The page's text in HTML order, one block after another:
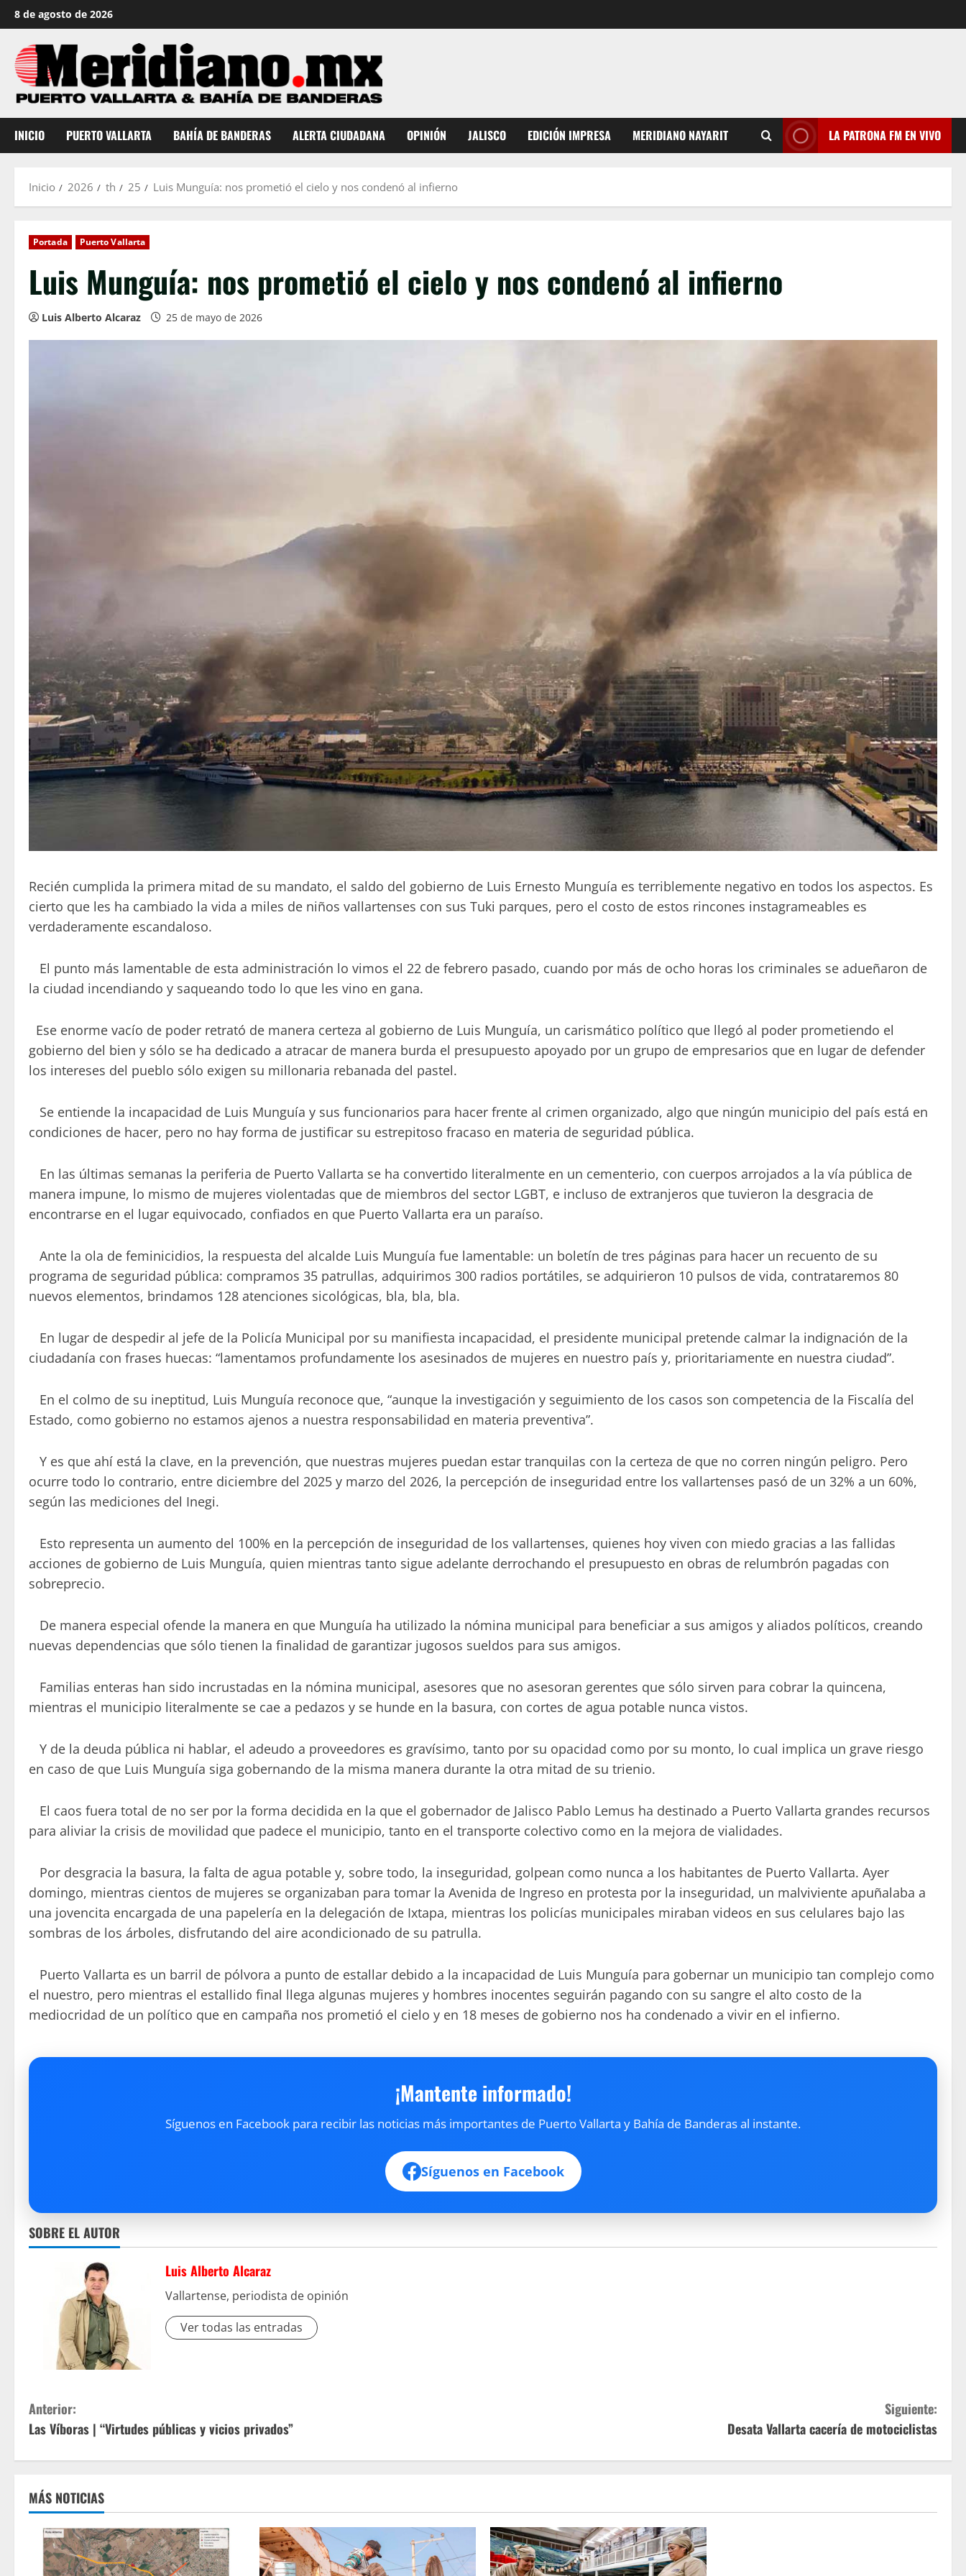
Saltar
al
contenido
8 de agosto de 2026
INICIO PUERTO VALLARTA BAHÍA DE BANDERAS ALERTA CIUDADANA OPINIÓN JALISCO EDICIÓN IMPRESA MERIDIANO NAYARIT LA PATRONA FM EN VIVO
Inicio 2026 th 25 Luis Munguía: nos prometió el cielo y nos condenó al infierno
Portada Puerto Vallarta
Luis Munguía: nos prometió el cielo y nos condenó al infierno
Luis Alberto Alcaraz 25 de mayo de 2026
Recién cumplida la primera mitad de su mandato, el saldo del gobierno de Luis Ernesto Munguía es terriblemente negativo en todos los aspectos. Es
cierto que les ha cambiado la vida a miles de niños vallartenses con sus Tuki parques, pero el costo de estos rincones instagrameables es
verdaderamente escandaloso.
El punto más lamentable de esta administración lo vimos el 22 de febrero pasado, cuando por más de ocho horas los criminales se adueñaron de
la ciudad incendiando y saqueando todo lo que les vino en gana.
Ese enorme vacío de poder retrató de manera certeza al gobierno de Luis Munguía, un carismático político que llegó al poder prometiendo el
gobierno del bien y sólo se ha dedicado a atracar de manera burda el presupuesto apoyado por un grupo de empresarios que en lugar de defender
los intereses del pueblo sólo exigen su millonaria rebanada del pastel.
Se entiende la incapacidad de Luis Munguía y sus funcionarios para hacer frente al crimen organizado, algo que ningún municipio del país está en
condiciones de hacer, pero no hay forma de justificar su estrepitoso fracaso en materia de seguridad pública.
En las últimas semanas la periferia de Puerto Vallarta se ha convertido literalmente en un cementerio, con cuerpos arrojados a la vía pública de
manera impune, lo mismo de mujeres violentadas que de miembros del sector LGBT, e incluso de extranjeros que tuvieron la desgracia de
encontrarse en el lugar equivocado, confiados en que Puerto Vallarta era un paraíso.
Ante la ola de feminicidios, la respuesta del alcalde Luis Munguía fue lamentable: un boletín de tres páginas para hacer un recuento de su
programa de seguridad pública: compramos 35 patrullas, adquirimos 300 radios portátiles, se adquirieron 10 pulsos de vida, contrataremos 80
nuevos elementos, brindamos 128 atenciones sicológicas, bla, bla, bla.
En lugar de despedir al jefe de la Policía Municipal por su manifiesta incapacidad, el presidente municipal pretende calmar la indignación de la
ciudadanía con frases huecas: “lamentamos profundamente los asesinados de mujeres en nuestro país y, prioritariamente en nuestra ciudad”.
En el colmo de su ineptitud, Luis Munguía reconoce que, “aunque la investigación y seguimiento de los casos son competencia de la Fiscalía del
Estado, como gobierno no estamos ajenos a nuestra responsabilidad en materia preventiva”.
Y es que ahí está la clave, en la prevención, que nuestras mujeres puedan estar tranquilas con la certeza de que no corren ningún peligro. Pero
ocurre todo lo contrario, entre diciembre del 2025 y marzo del 2026, la percepción de inseguridad entre los vallartenses pasó de un 32% a un 60%,
según las mediciones del Inegi.
Esto representa un aumento del 100% en la percepción de inseguridad de los vallartenses, quienes hoy viven con miedo gracias a las fallidas
acciones de gobierno de Luis Munguía, quien mientras tanto sigue adelante derrochando el presupuesto en obras de relumbrón pagadas con
sobreprecio.
De manera especial ofende la manera en que Munguía ha utilizado la nómina municipal para beneficiar a sus amigos y aliados políticos, creando
nuevas dependencias que sólo tienen la finalidad de garantizar jugosos sueldos para sus amigos.
Familias enteras han sido incrustadas en la nómina municipal, asesores que no asesoran gerentes que sólo sirven para cobrar la quincena,
mientras el municipio literalmente se cae a pedazos y se hunde en la basura, con cortes de agua potable nunca vistos.
Y de la deuda pública ni hablar, el adeudo a proveedores es gravísimo, tanto por su opacidad como por su monto, lo cual implica un grave riesgo
en caso de que Luis Munguía siga gobernando de la misma manera durante la otra mitad de su trienio.
El caos fuera total de no ser por la forma decidida en la que el gobernador de Jalisco Pablo Lemus ha destinado a Puerto Vallarta grandes recursos
para aliviar la crisis de movilidad que padece el municipio, tanto en el transporte colectivo como en la mejora de vialidades.
Por desgracia la basura, la falta de agua potable y, sobre todo, la inseguridad, golpean como nunca a los habitantes de Puerto Vallarta. Ayer
domingo, mientras cientos de mujeres se organizaban para tomar la Avenida de Ingreso en protesta por la inseguridad, un malviviente apuñalaba a
una jovencita encargada de una papelería en la delegación de Ixtapa, mientras los policías municipales miraban videos en sus celulares bajo las
sombras de los árboles, disfrutando del aire acondicionado de su patrulla.
Puerto Vallarta es un barril de pólvora a punto de estallar debido a la incapacidad de Luis Munguía para gobernar un municipio tan complejo como
el nuestro, pero mientras el estallido final llega algunas mujeres y hombres inocentes seguirán pagando con su sangre el alto costo de la
mediocridad de un político que en campaña nos prometió el cielo y en 18 meses de gobierno nos ha condenado a vivir en el infierno.
¡Mantente informado!
Síguenos en Facebook para recibir las noticias más importantes de Puerto Vallarta y Bahía de Banderas al instante.
Síguenos en Facebook
SOBRE EL AUTOR
Luis Alberto Alcaraz
Vallartense, periodista de opinión
Ver todas las entradas
S
i
g
u
Anterior:
Las Víboras | “Virtudes públicas y vicios privados”
Siguiente:
Desata Vallarta cacería de motociclistas
MÁS NOTICIAS